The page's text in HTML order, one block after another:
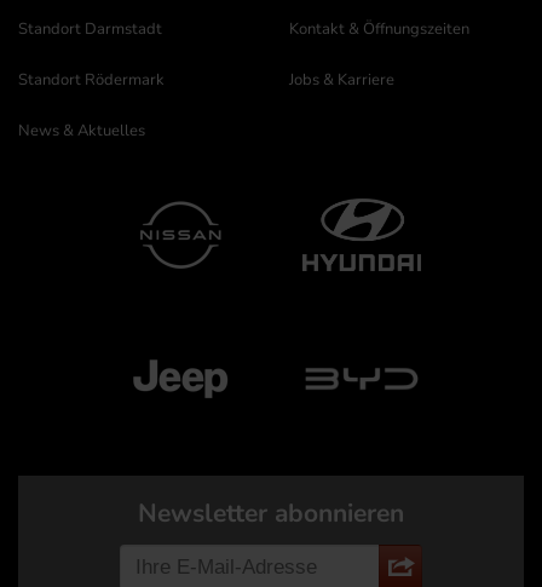
Standort Darmstadt
Standort Rödermark
News & Aktuelles
Kontakt & Öffnungszeiten
Jobs & Karriere
Newsletter abonnieren